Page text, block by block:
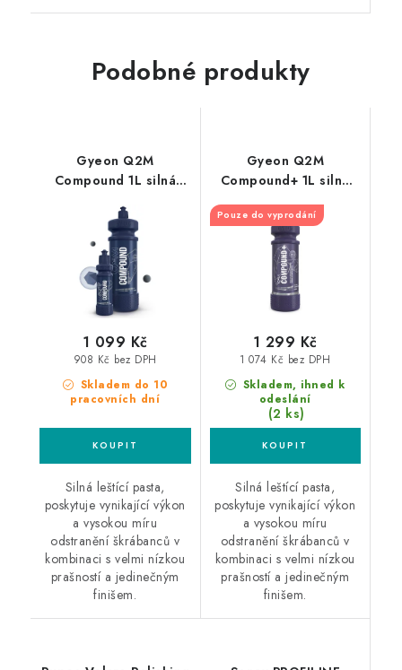
Podobné produkty
Gyeon Q2M
Compound 1L silná
Skladem do 10
pracovních dní
908 Kč bez DPH
1 099 Kč
Silná leštící pasta,
poskytuje vynikající výkon
a vysokou míru
odstranění škrábanců v
kombinaci s velmi nízkou
prašností a jedinečným
finišem.
Gyeon Q2M
Compound+ 1L silná
leštící pasta
Pouze do vyprodání
Skladem, ihned k
odeslání
(2 ks)
1 074 Kč bez DPH
1 299 Kč
Silná leštící pasta,
poskytuje vynikající výkon
a vysokou míru
odstranění škrábanců v
kombinaci s velmi nízkou
prašností a jedinečným
finišem.